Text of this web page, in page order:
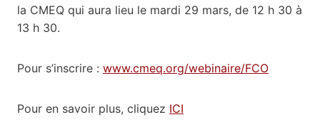
la CMEQ qui aura lieu le mardi 29 mars, de 12 h 30 à
13 h 30.
Pour s’inscrire : www.cmeq.org/webinaire/FCO
Pour en savoir plus, cliquez ICI